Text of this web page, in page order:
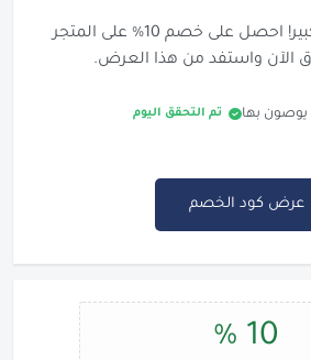
فرصتك للتوفير الكبير! احصل على خصم 10% على المتجر
الآن واستفد من هذا العرض.
تم التحقق اليوم
عرض كود الخصم
10 %